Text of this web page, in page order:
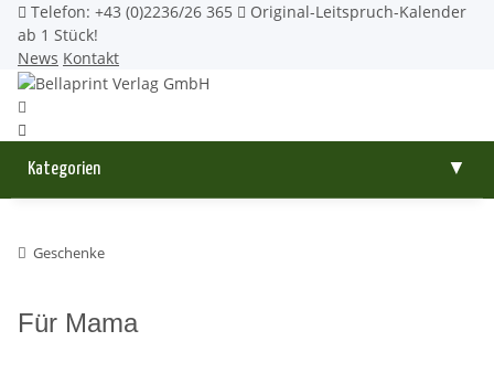
Telefon: +43 (0)2236/26 365
Original-Leitspruch-Kalender
ab 1 Stück!
News Kontakt
Kategorien ▼
Geschenke
Für Mama